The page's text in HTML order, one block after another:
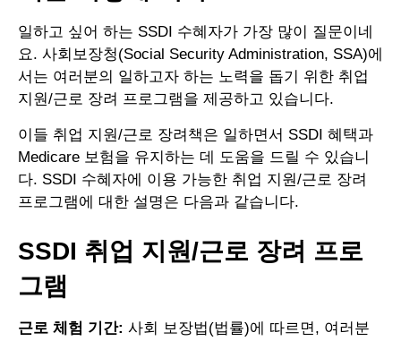
일하고 싶어 하는 SSDI 수혜자가 가장 많이 질문이네
요. 사회보장청(Social Security Administration, SSA)에
서는 여러분의 일하고자 하는 노력을 돕기 위한 취업
지원/근로 장려 프로그램을 제공하고 있습니다.
이들 취업 지원/근로 장려책은 일하면서 SSDI 혜택과
Medicare 보험을 유지하는 데 도움을 드릴 수 있습니
다. SSDI 수혜자에 이용 가능한 취업 지원/근로 장려
프로그램에 대한 설명은 다음과 같습니다.
SSDI 취업 지원/근로 장려 프로
그램
근로 체험 기간: 사회 보장법(법률)에 따르면, 여러분